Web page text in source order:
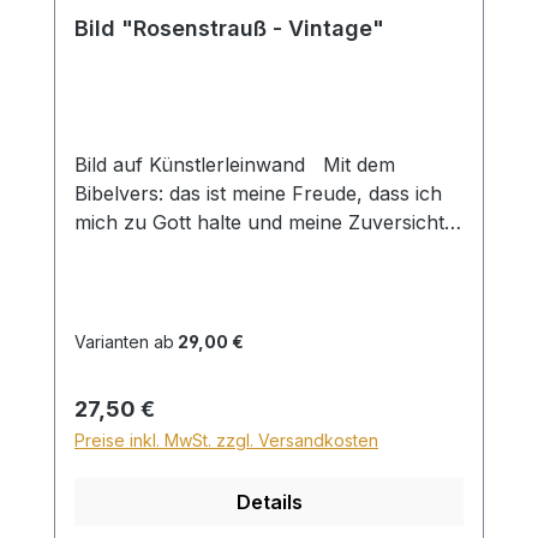
Bild "Rosenstrauß - Vintage"
Bild auf Künstlerleinwand Mit dem
Bibelvers: das ist meine Freude, dass ich
mich zu Gott halte und meine Zuversicht
60 und/oder Länge 120cm wird für den
Zuschlag für Sperrgut in Höhe von
28,99€ berechnet. Für den Versand ins
Ausland beträgt der Sperrgutzuschlag
Varianten ab 29,00 €
Regulärer Preis:
27,50 €
Preise inkl. MwSt. zzgl. Versandkosten
Details